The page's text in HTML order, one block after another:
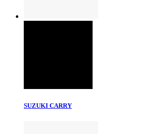
SUZUKI CARRY